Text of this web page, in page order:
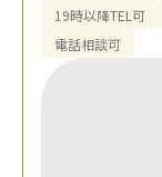
19時以降TEL可
電話相談可